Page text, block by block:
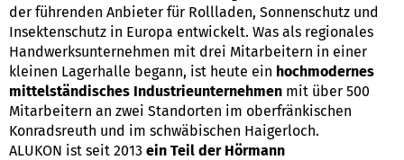
der führenden Anbieter für Rollladen, Sonnenschutz und
Insektenschutz in Europa entwickelt. Was als regionales
Handwerksunternehmen mit drei Mitarbeitern in einer
kleinen Lagerhalle begann, ist heute ein hochmodernes
mittelständisches Industrieunternehmen mit über 500
Mitarbeitern an zwei Standorten im oberfränkischen
Konradsreuth und im schwäbischen Haigerloch.
ALUKON ist seit 2013 ein Teil der Hörmann